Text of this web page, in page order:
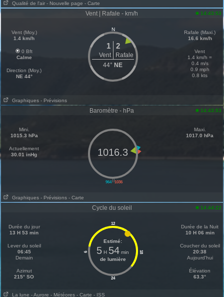
Qualité de l'air - Nouvelle page - Carte
Vent | Rafale - km/h 14:43:53
Vent (Moy.)
1.4 km/h
0 Bft
Calme
Direction (Moy.)
NE 44°
N
1 2
Vent
Rafale
44° NE
Rafale (Maxi.)
16.6 km/h
Vent
1.4 km/h =
0.4 m/s
0.9 mph
0.8 kts
Graphiques - Prévisions
Baromètre - hPa 14:43:53
Mini.
1015.3 hPa
Actuellement
30.01 inHg
||
964 1036
1016.3
Maxi.
1017.0 hPa
Graphiques - Prévisions - Carte
Cycle du soleil 14:44:22
Durée du jour
13 H 53 min
Lever du soleil
06:45
Demain
Azimut
215° SO
12
24
6 18
Estimé:
5 H 54 min
de lumière
Durée de la Nuit
10 H 06 min
Coucher du soleil
20:38
Aujourd'hui
Élévation
63.3°
La lune - Aurore - Météores - Carte - ISS